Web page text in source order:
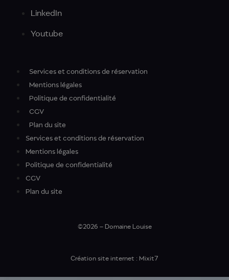
LinkedIn
Youtube
Services et conditions de réservation
Mentions légales
Politique de confidentialité
CGV
Plan du site
Services et conditions de réservation
Mentions légales
Politique de confidentialité
CGV
Plan du site
©2026 – Domaine Louise
Création site internet : Mixit7